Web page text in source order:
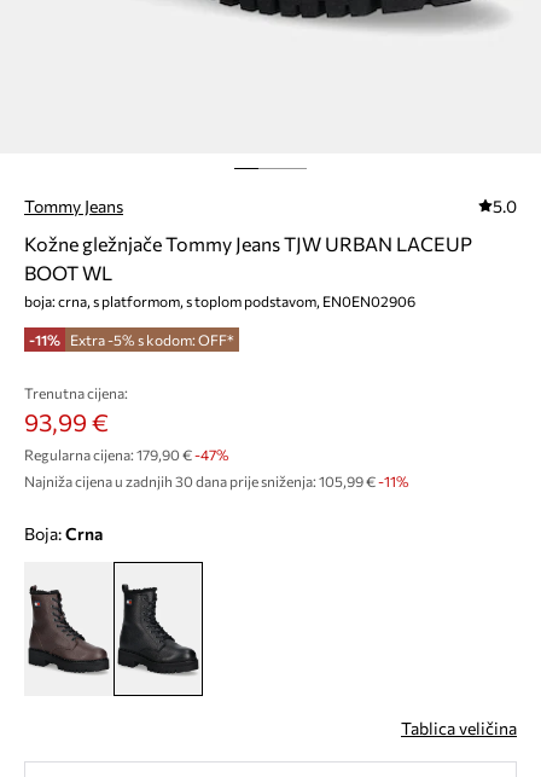
Tommy Jeans 5.0
Kožne gležnjače Tommy Jeans TJW URBAN LACEUP
BOOT WL
boja: crna, s platformom, s toplom podstavom, EN0EN02906
-11% Extra -5% s kodom: OFF*
Trenutna cijena:
93,99 €
Regularna cijena: 179,90 €-47%
Najniža cijena u zadnjih 30 dana prije sniženja: 105,99 € -11%
Boja: crna
Tablica veličina